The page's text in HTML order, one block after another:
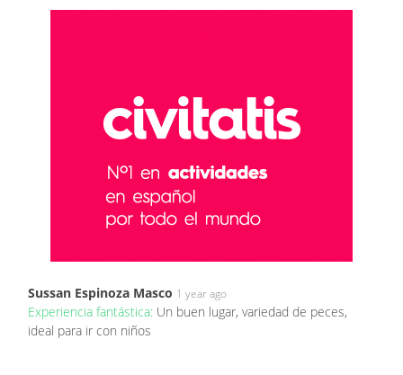
Sussan Espinoza Masco 1 year ago
Experiencia fantástica: Un buen lugar, variedad de peces,
ideal para ir con niños